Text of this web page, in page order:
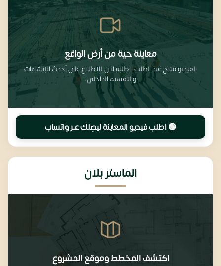
معاينة حية من أرض الواقع
الفيديو متاح عند الطلب. اطلبه الآن للاطلاع على أحدث الإنشاءات
والتقسيم الداخلي.
🟢 اطلب فيديو المعاينة ليصِلك عبر واتساب
الماستر بلان
اكتشف المخطط وموقع المشروع